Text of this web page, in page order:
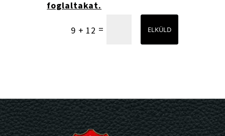
foglaltakat.
9 + 12 = ELKÜLD